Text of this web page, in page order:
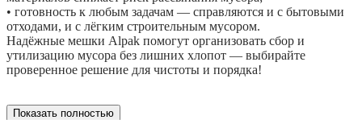
• готовность к любым задачам — справляются и с бытовыми
отходами, и с лёгким строительным мусором.
Надёжные мешки Alpak помогут организовать сбор и
утилизацию мусора без лишних хлопот — выбирайте
проверенное решение для чистоты и порядка!
Показать полностью